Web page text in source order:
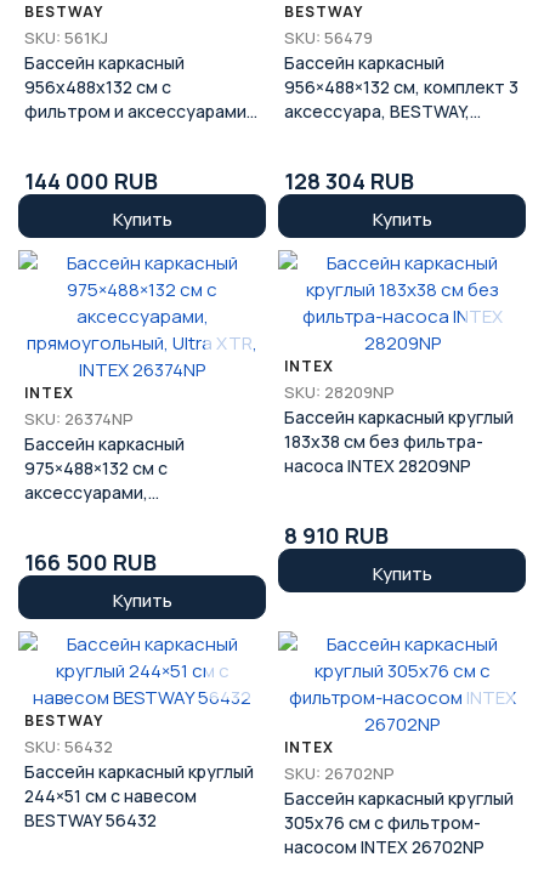
BESTWAY
SKU: 561KJ
Бассейн каркасный
956x488x132 см с
фильтром и аксессуарами
144 000 RUB
Купить
BESTWAY
SKU: 56479
Бассейн каркасный
956×488×132 см, комплект 3
аксессуара, BESTWAY,
128 304 RUB
Купить
INTEX
SKU: 26374NP
Бассейн каркасный
975×488×132 см с
аксессуарами,
166 500 RUB
Купить
INTEX
SKU: 28209NP
Бассейн каркасный круглый
183x38 см без фильтра-
насоса INTEX 28209NP
8 910 RUB
Купить
BESTWAY
SKU: 56432
Бассейн каркасный круглый
244×51 см с навесом
BESTWAY 56432
INTEX
SKU: 26702NP
Бассейн каркасный круглый
305х76 см с фильтром-
насосом INTEX 26702NP